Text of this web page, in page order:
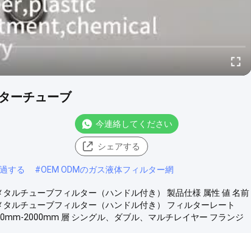
ーチューブ
今連絡してください
シェアする
する #OEM ODMのガス液体フィルター網
ルチューブフィルター（ハンドル付き） 製品仕様 属性 値 名前
ルチューブフィルター（ハンドル付き） フィルターレート
2000mm 層 シングル、ダブル、マルチレイヤー フランジ